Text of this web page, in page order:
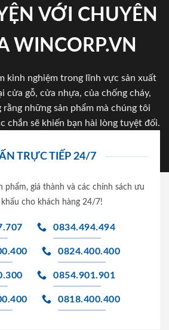
VỚI CHUYÊN
WINCORP.VN
kinh nghiệm trong lĩnh vực sản xuất
cửa gỗ, cửa nhựa, của chống cháy,
những sản phẩm mà chúng tôi
chắn sẽ khiến bạn hài lòng tuyệt đối.
TRỰC TIẾP 24/7
phẩm, giá thành và các chính sách ưu
cho khách hàng 24/7!
0834.494.494
0824.400.400
0854.901.901
0818.400.400